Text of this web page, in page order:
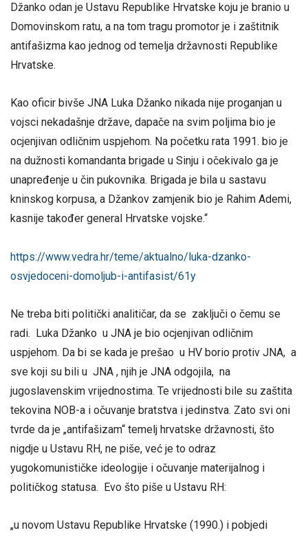
Džanko odan je Ustavu Republike Hrvatske koju je branio u
Domovinskom ratu, a na tom tragu promotor je i zaštitnik
antifašizma kao jednog od temelja državnosti Republike
Hrvatske.
Kao oficir bivše JNA Luka Džanko nikada nije proganjan u
vojsci nekadašnje države, dapače na svim poljima bio je
ocjenjivan odličnim uspjehom. Na početku rata 1991. bio je
na dužnosti komandanta brigade u Sinju i očekivalo ga je
unapređenje u čin pukovnika. Brigada je bila u sastavu
kninskog korpusa, a Džankov zamjenik bio je Rahim Ademi,
kasnije također general Hrvatske vojske.“
https://www.vedra.hr/teme/aktualno/luka-dzanko-
osvjedoceni-domoljub-i-antifasist/61y
Ne treba biti politički analitičar, da se zaključi o čemu se
radi. Luka Džanko u JNA je bio ocjenjivan odličnim
uspjehom. Da bi se kada je prešao u HV borio protiv JNA, a
sve koji su bili u JNA , njih je JNA odgojila, na
jugoslavenskim vrijednostima. Te vrijednosti bile su zaštita
tekovina NOB-a i očuvanje bratstva i jedinstva. Zato svi oni
tvrde da je „antifašizam“ temelj hrvatske državnosti, što
nigdje u Ustavu RH, ne piše, već je to odraz
yugokomunističke ideologije i očuvanje materijalnog i
političkog statusa. Evo što piše u Ustavu RH:
„u novom Ustavu Republike Hrvatske (1990.) i pobjedi